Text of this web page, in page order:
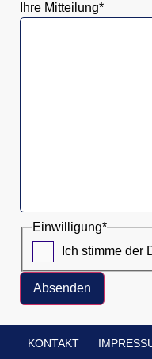
Ihre Mitteilung*
Einwilligung*
Ich stimme der
Absenden
KONTAKT